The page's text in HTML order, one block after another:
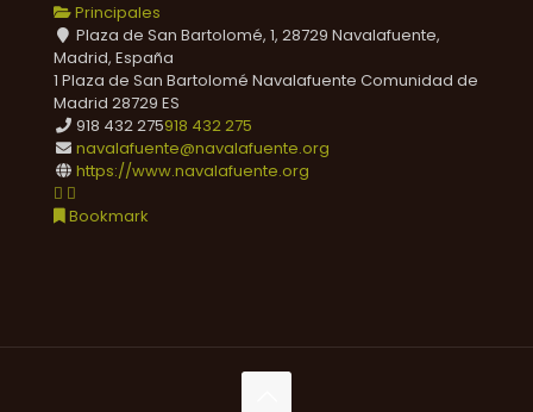
Principales
Plaza de San Bartolomé, 1, 28729 Navalafuente,
Madrid, España
1 Plaza de San Bartolomé Navalafuente Comunidad de
Madrid 28729 ES
918 432 275918 432 275
navalafuente@navalafuente.org
https://www.navalafuente.org
Bookmark